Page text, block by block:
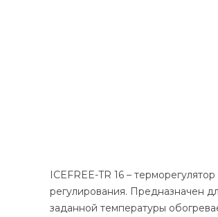
ICEFREE-TR 16 –
регулирования. Предназначен
заданной температуры